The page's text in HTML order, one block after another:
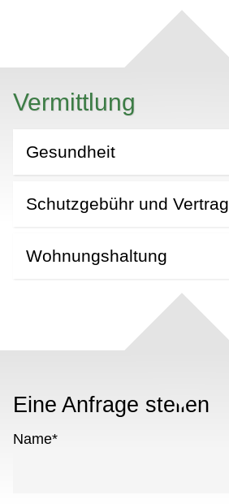
Vermittlung
Gesundheit
Schutzgebühr und Vertrag
Wohnungshaltung
Eine Anfrage stellen
Name*